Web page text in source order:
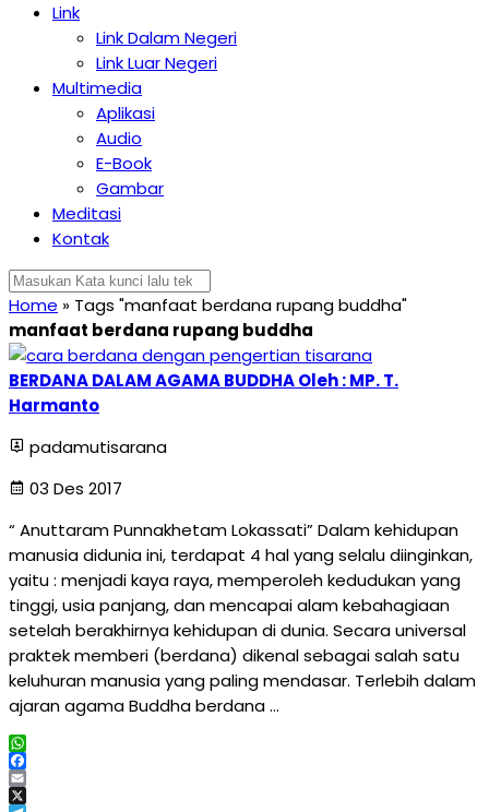
Link
Link Dalam Negeri
Link Luar Negeri
Multimedia
Aplikasi
Audio
E-Book
Gambar
Meditasi
Kontak
Home » Tags "manfaat berdana rupang buddha"
manfaat berdana rupang buddha
BERDANA DALAM AGAMA BUDDHA Oleh : MP. T.
Harmanto
padamutisarana
03 Des 2017
“ Anuttaram Punnakhetam Lokassati” Dalam kehidupan
manusia didunia ini, terdapat 4 hal yang selalu diinginkan,
yaitu : menjadi kaya raya, memperoleh kedudukan yang
tinggi, usia panjang, dan mencapai alam kebahagiaan
setelah berakhirnya kehidupan di dunia. Secara universal
praktek memberi (berdana) dikenal sebagai salah satu
keluhuran manusia yang paling mendasar. Terlebih dalam
ajaran agama Buddha berdana …
WhatsApp
Facebook
Email